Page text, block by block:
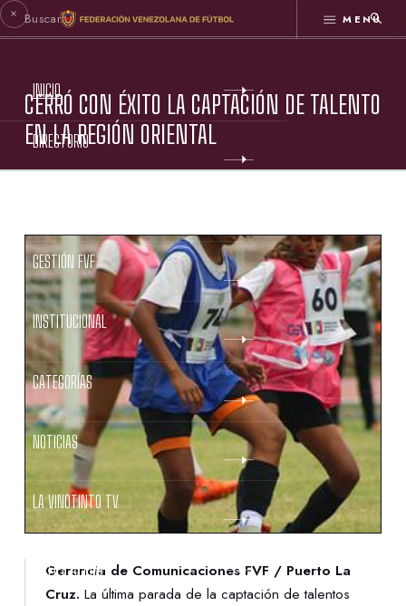
MENÚ
INICIO
DIRECTORIO
GESTIÓN FVF
INSTITUCIONAL
CATEGORÍAS
NOTICIAS
LA VINOTINTO TV
NOTIFICACIONES
CERRÓ CON ÉXITO LA CAPTACIÓN DE TALENTO
EN LA REGIÓN ORIENTAL
Gerencia de Comunicaciones FVF / Puerto La
Cruz. La última parada de la captación de talentos